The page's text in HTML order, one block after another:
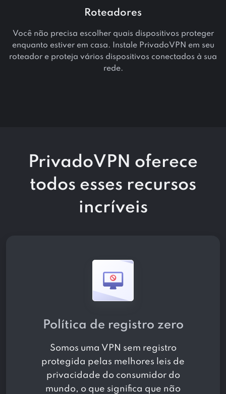
Roteadores
Você não precisa escolher quais dispositivos proteger
enquanto estiver em casa. Instale PrivadoVPN em seu
roteador e proteja vários dispositivos conectados à sua
rede.
PrivadoVPN oferece
todos esses recursos
incríveis
Política de registro zero
Somos uma VPN sem registro
protegida pelas melhores leis de
privacidade do consumidor do
mundo, o que significa que não